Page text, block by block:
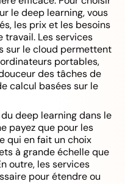
le deep learning, vous
les prix et les besoins
Les services
sur le cloud permettent
portables,
des tâches de
calcul basées sur le
deep learning dans le
payez que pour les
qui en fait un choix
à grande échelle que
outre, les services
pour étendre ou